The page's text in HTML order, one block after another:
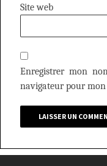
Site web
Enregistrer mon
navigateur pour